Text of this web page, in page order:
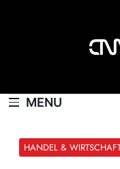
MENU
HANDEL &